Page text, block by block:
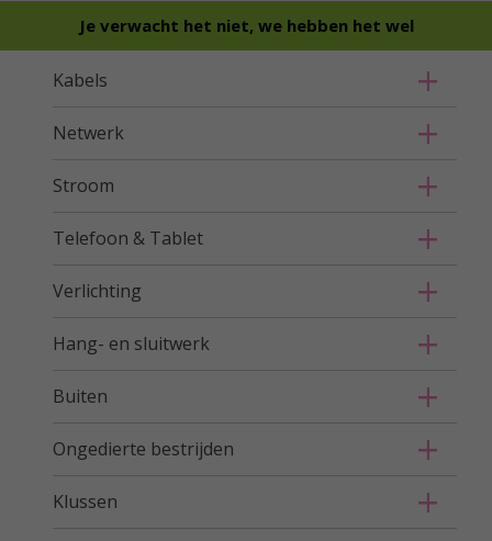
Je verwacht het niet, we hebben het wel
Kabels
Netwerk
Stroom
Telefoon & Tablet
Verlichting
Hang- en sluitwerk
Buiten
Ongedierte bestrijden
Klussen